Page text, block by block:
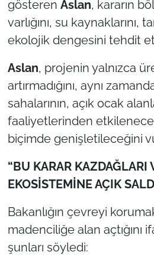
gösteren Aslan, kararın
varlığını, su kaynaklarını,
ekolojik dengesini tehdit
Aslan, projenin yalnızca
artırmadığını, aynı
sahalarının, açık ocak
faaliyetlerinden
biçimde genişletileceğini
“BU KARAR KAZDAĞLARI
EKOSİSTEMİNE AÇIK
Bakanlığın çevreyi
madenciliğe alan açtığını
şunları söyledi:
Magazin
İş Dünyası
Bilim Teknoloji
English News
Canlı Maç
Finans
Gündem-Eğitim